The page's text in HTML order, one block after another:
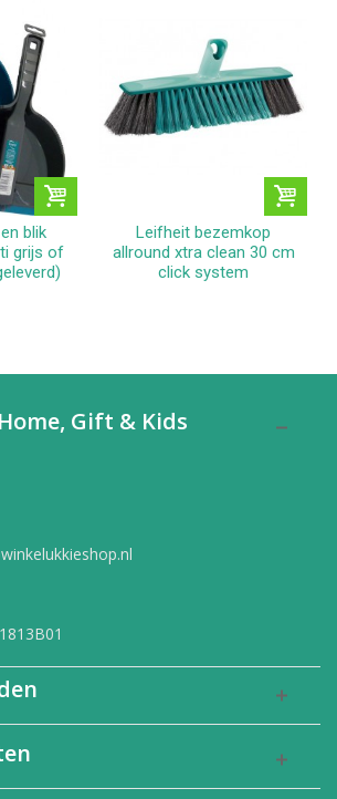
blik
grijs of
Leifheit bezemkop
allround xtra clean 30 cm
click system
Gift & Kids